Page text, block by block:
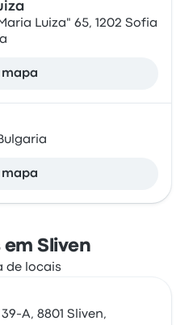
Luiza" 65, 1202 Sofia
mapa
mapa
em Sliven
А, 8801 Sliven,